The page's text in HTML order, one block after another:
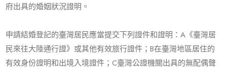
府出具的婚姻狀況證明。
申請結婚登記的臺灣居民應當提交下列證件和證明：A《臺灣居
民來往大陸通行證》或其他有效旅行證件；B在臺灣地區居住的
有效身份證明和出境入境證件；C臺灣公證機關出具的無配偶聲